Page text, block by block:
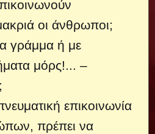
οι άνθρωποι;
γράμμα ή με
μόρς!... –
επικοινωνία
πρέπει να